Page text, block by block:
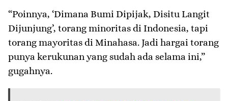
“Poinnya, ‘Dimana Bumi Dipijak, Disitu Langit
Dijunjung’, torang minoritas di Indonesia, tapi
torang mayoritas di Minahasa. Jadi hargai torang
punya kerukunan yang sudah ada selama ini,”
gugahnya.